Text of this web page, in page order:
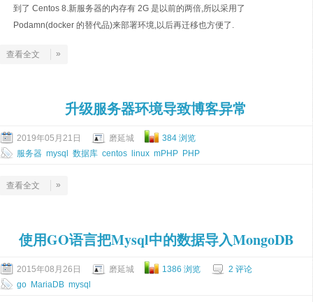
到了 Centos 8.新服务器的内存有 2G 是以前的两倍,所以采用了
Podamn(docker 的替代品)来部署环境,以后再迁移也方便了.
查看全文 »
升级服务器环境导致博客异常
2019年05月21日 磨延城
384 浏览
服务器 mysql 数据库 centos linux mPHP PHP
查看全文 »
使用GO语言把Mysql中的数据导入MongoDB
2015年08月26日 磨延城 1386 浏览
2 评论
go MariaDB mysql